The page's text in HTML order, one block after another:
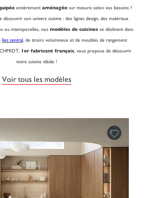
entièrement aménagée sur mesure selon vos besoins ?
son univers cuisine : des lignes design, des matériaux
ou intemporelles, nos modèles de cuisines se déclinent dans
îlot central , de tiroirs volumineux et de meubles de rangement
1er fabricant français , vous propose de découvrir
votre cuisine idéale !
Voir tous les modèles